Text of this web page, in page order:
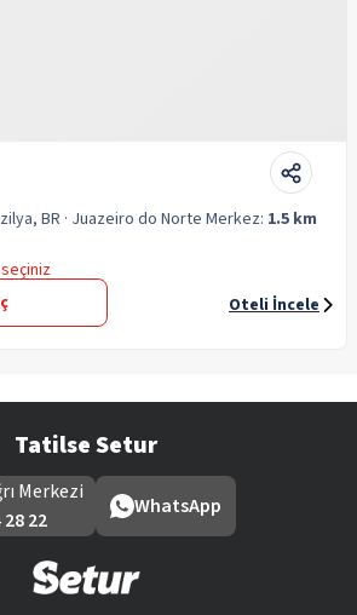
BR · Juazeiro do Norte Merkez: 1.5 km
Oteli İncele
Tatilse Setur
Merkezi
28 22
WhatsApp